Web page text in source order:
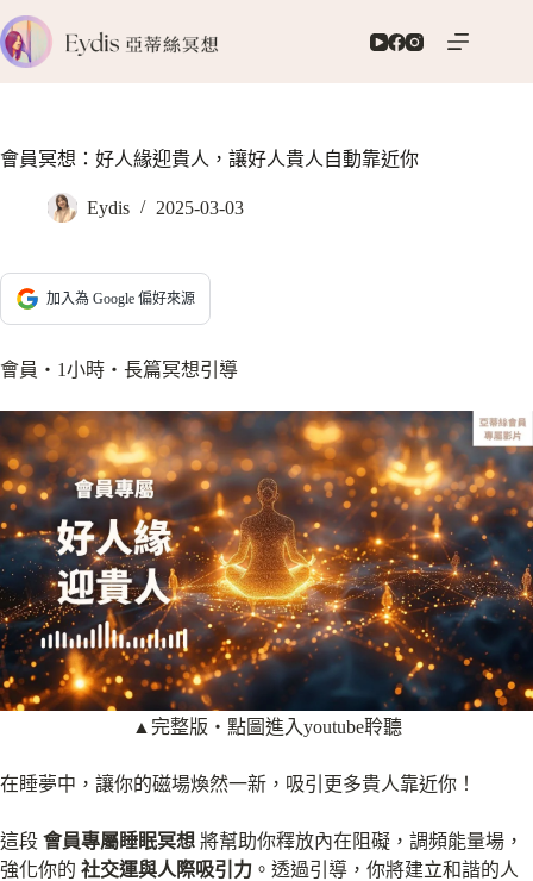
跳
至
主
容
會員冥想：好人緣迎貴人，讓好人貴人自動靠近你
Eydis 2025-03-03
加入為 Google 偏好來源
會員‧1小時‧長篇冥想引導
▲完整版‧點圖進入youtube聆聽
在睡夢中，讓你的磁場煥然一新，吸引更多貴人靠近你！
這段 會員專屬睡眠冥想 將幫助你釋放內在阻礙，調頻能量場，
強化你的 社交運與人際吸引力 。透過引導，你將建立和諧的人